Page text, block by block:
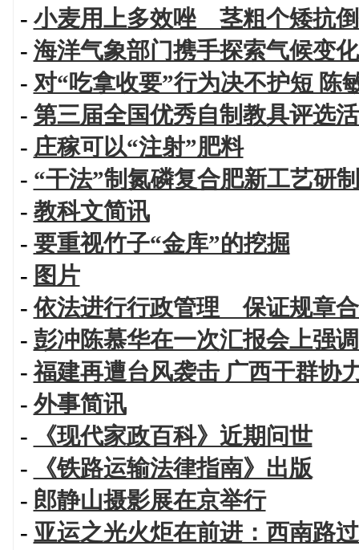
- 小麦用上多效唑 茎粗个矮抗
- 海洋气象部门携手探索气候变
- 对“吃拿收要”行为决不护短 陈
- 第三届全国优秀自制教具评选
- 庄稼可以“注射”肥料
- “干法”制氮磷复合肥新工艺研
- 教科文简讯
- 要重视竹子“金库”的挖掘
- 图片
-依法进行行政管理 保证规章
- 彭冲陈慕华在一次汇报会上强
-福建再遭台风袭击 广西干群协
- 外事简讯
-
《现代家政百科》近期问世
-
《铁路运输法律指南》出版
- 郎静山摄影展在京举行
- 亚运之光火炬在前进：西南